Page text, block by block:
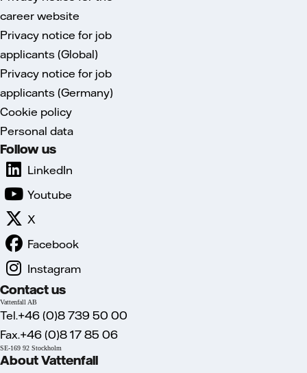
career website
Privacy notice for job
applicants (Global)
Privacy notice for job
applicants (Germany)
Cookie policy
Personal data
Follow us
LinkedIn
Youtube
X
Facebook
Instagram
Contact us
Vattenfall AB
Tel.+46 (0)8 739 50 00
Fax.+46 (0)8 17 85 06
SE-169 92 Stockholm
About Vattenfall